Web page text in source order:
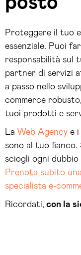
Proteggere il tuo
essenziale. Puoi
responsabilità sul
partner di servizi
a passo nello
commerce
tuoi prodotti e
La Web Agency e
sono al tuo fianco.
sciogli ogni
Prenota subito
specialista e-
Ricordati, con la